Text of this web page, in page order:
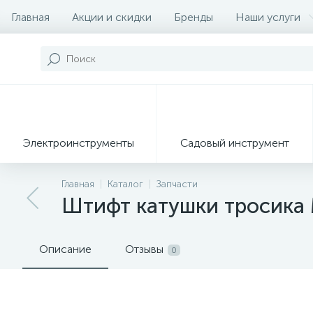
Главная Акции и скидки Бренды Наши услуги
Электроинструменты Садовый инструмент
Главная Каталог Запчасти
Штифт катушки
Описание Отзывы 0